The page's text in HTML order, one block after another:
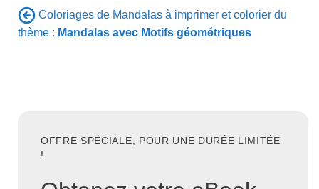
Coloriages de Mandalas à imprimer et colorier du
thème : Mandalas avec Motifs géométriques
OFFRE SPÉCIALE, POUR UNE DURÉE LIMITÉE
!